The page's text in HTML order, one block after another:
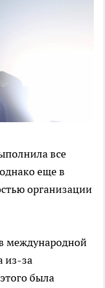
все
еще в
организации
международной
из-за
была